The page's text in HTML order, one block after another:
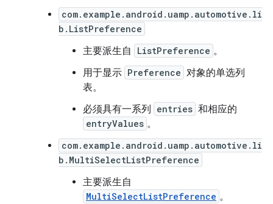
com.example.android.uamp.automotive.li
b.ListPreference
主要派生自 ListPreference 。
用于显示 Preference 对象的单选列
表。
必须具有一系列
entries 和相应的
entryValues 。
com.example.android.uamp.automotive.li
b.MultiSelectListPreference
主要派生自
MultiSelectListPreference 。